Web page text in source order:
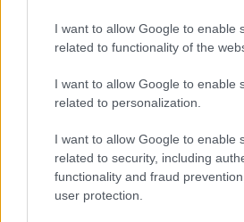
I want to allow Google to enable
related to functionality of the
I want to allow Google to enable
related to personalization.
I want to allow Google to enable
related to security, including
functionality and fraud
user protection.
Vuoi rimanere sempre